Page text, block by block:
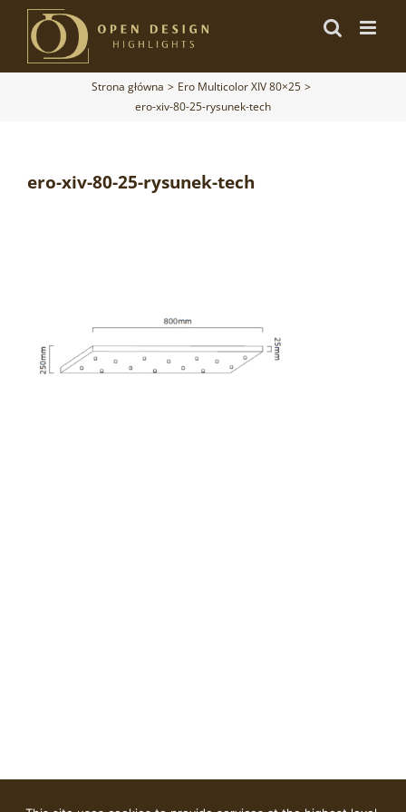
Przejdź
zawartości
Strona główna
Ero Multicolor XIV 80×25
ero-xiv-80-25-rysunek-tech
ero-xiv-80-25-rysunek-tech